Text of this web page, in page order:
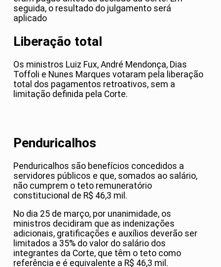
seguida, o resultado do julgamento será
aplicado
Liberação total
Os ministros Luiz Fux, André Mendonça, Dias
Toffoli e Nunes Marques votaram pela liberação
total dos pagamentos retroativos, sem a
limitação definida pela Corte.
Penduricalhos
Penduricalhos são benefícios concedidos a
servidores públicos e que, somados ao salário,
não cumprem o teto remuneratório
constitucional de R$ 46,3 mil.
No dia 25 de março, por unanimidade, os
ministros decidiram que as indenizações
adicionais, gratificações e auxílios deverão ser
limitados a 35% do valor do salário dos
integrantes da Corte, que têm o teto como
referência e é equivalente a R$ 46,3 mil.